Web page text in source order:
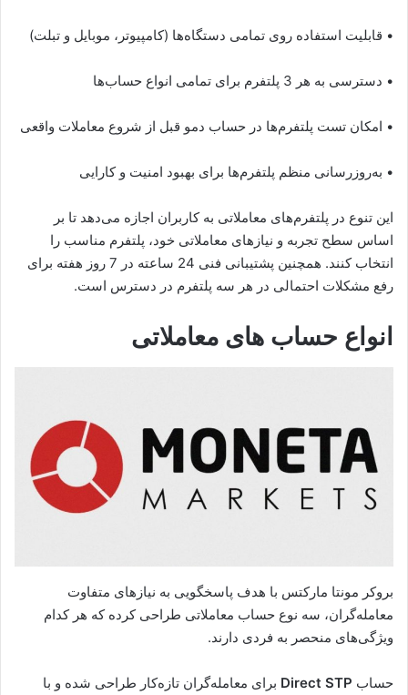
• قابلیت استفاده روی تمامی دستگاه‌ها (کامپیوتر، موبایل و تبلت)
• دسترسی به هر 3 پلتفرم برای تمامی انواع حساب‌ها
• امکان تست پلتفرم‌ها در حساب دمو قبل از شروع معاملات واقعی
• به‌روزرسانی منظم پلتفرم‌ها برای بهبود امنیت و کارایی
این تنوع در پلتفرم‌های معاملاتی به کاربران اجازه می‌دهد تا بر
اساس سطح تجربه و نیازهای معاملاتی خود، پلتفرم مناسب را
انتخاب کنند. همچنین پشتیبانی فنی 24 ساعته در 7 روز هفته برای
رفع مشکلات احتمالی در هر سه پلتفرم در دسترس است.
انواع حساب های معاملاتی
بروکر مونتا مارکتس با هدف پاسخگویی به نیازهای متفاوت
معامله‌گران، سه نوع حساب معاملاتی طراحی کرده که هر کدام
ویژگی‌های منحصر به فردی دارند.
حساب Direct STP برای معامله‌گران تازه‌کار طراحی شده و با